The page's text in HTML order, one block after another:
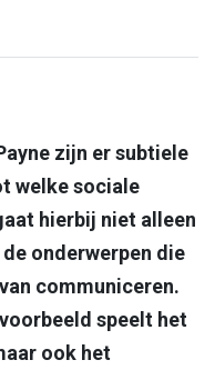
zijn er subtiele
welke sociale
hierbij niet alleen
onderwerpen die
communiceren.
speelt het
ook het